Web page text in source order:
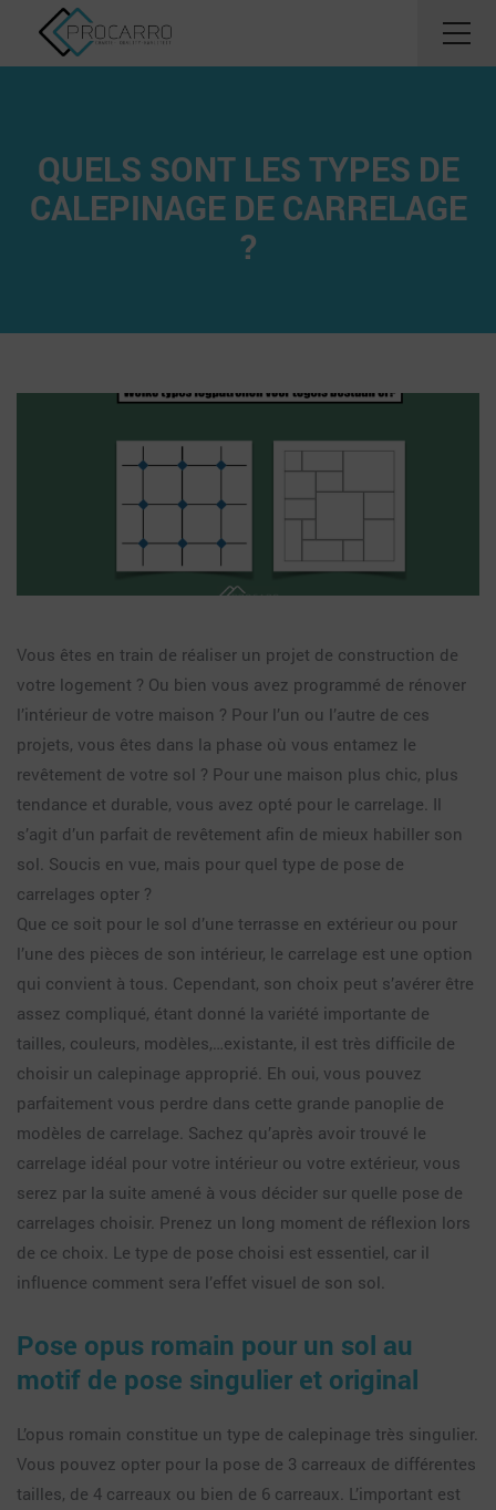
QUELS SONT LES TYPES DE
CALEPINAGE DE CARRELAGE
?
Vous êtes en train de réaliser un projet de construction de
votre logement ? Ou bien vous avez programmé de rénover
l’intérieur de votre maison ? Pour l’un ou l’autre de ces
projets, vous êtes dans la phase où vous entamez le
revêtement de votre sol ? Pour une maison plus chic, plus
tendance et durable, vous avez opté pour le carrelage. Il
s’agit d’un parfait de revêtement afin de mieux habiller son
sol. Soucis en vue, mais pour quel type de pose de
carrelages opter ?
Que ce soit pour le sol d’une terrasse en extérieur ou pour
l’une des pièces de son intérieur, le carrelage est une option
qui convient à tous. Cependant, son choix peut s’avérer être
assez compliqué, étant donné la variété importante de
tailles, couleurs, modèles,…existante, il est très difficile de
choisir un calepinage approprié. Eh oui, vous pouvez
parfaitement vous perdre dans cette grande panoplie de
modèles de carrelage. Sachez qu’après avoir trouvé le
carrelage idéal pour votre intérieur ou votre extérieur, vous
serez par la suite amené à vous décider sur quelle pose de
carrelages choisir. Prenez un long moment de réflexion lors
de ce choix. Le type de pose choisi est essentiel, car il
influence comment sera l’effet visuel de son sol.
Pose opus romain pour un sol au
motif de pose singulier et original
L’opus romain constitue un type de calepinage très singulier.
Vous pouvez opter pour la pose de 3 carreaux de différentes
tailles, de 4 carreaux ou bien de 6 carreaux. L’important est